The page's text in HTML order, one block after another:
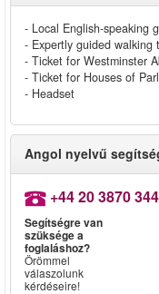
- Local English-speaking
- Expertly guided walking
- Ticket for Westminster
- Ticket for Houses of
- Headset
Angol nyelvű
+44 20 3870
Segítségre van
szüksége a
foglaláshoz?
Örömmel
válaszolunk
kérdéseire!